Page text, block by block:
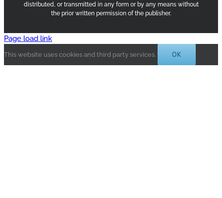
distributed, or transmitted in any form or by any means without
the prior written permission of the publisher.
Page load link
This website uses cookies and third party services. OK